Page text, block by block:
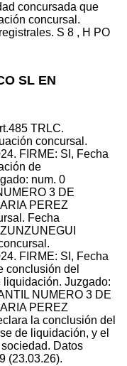
concursada que
concursal.
S 8 , H PO
SL EN
TRLC.
concursal.
FIRME: SI, Fecha
de
num. 0
3 DE
PEREZ
Fecha
FIRME: SI, Fecha
conclusión del
Juzgado:
NUMERO 3 DE
PEREZ
la conclusión del
de liquidación, y el
Datos
(23.03.26).